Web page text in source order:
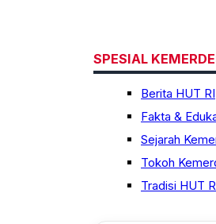
SPESIAL
Berita HUT RI
Fakta &
Sejarah
Tokoh
Tradisi HUT